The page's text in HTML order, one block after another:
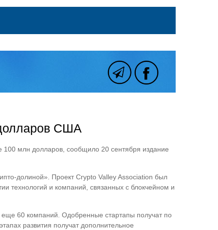
США
100 млн долларов, сообщило 20 сентября издание
долиной». Проект Crypto Valley Association был
технологий и компаний, связанных с блокчейном и
еще 60 компаний. Одобренные стартапы получат по
развития получат дополнительное